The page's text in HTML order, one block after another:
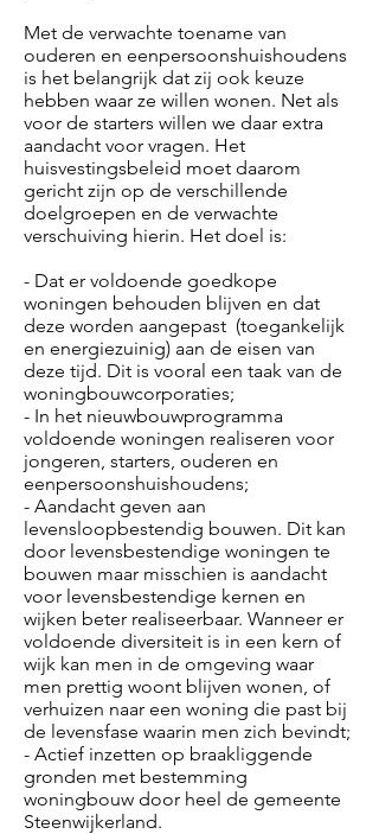
Met de verwachte toename van
ouderen en eenpersoonshuishoudens
is het belangrijk dat zij ook keuze
hebben waar ze willen wonen. Net als
voor de starters willen we daar extra
aandacht voor vragen. Het
huisvestingsbeleid moet daarom
gericht zijn op de verschillende
doelgroepen en de verwachte
verschuiving hierin. Het doel is:
- Dat er voldoende goedkope
woningen behouden blijven en dat
deze worden aangepast (toegankelijk
en energiezuinig) aan de eisen van
deze tijd. Dit is vooral een taak van de
woningbouwcorporaties;
- In het nieuwbouwprogramma
voldoende woningen realiseren voor
jongeren, starters, ouderen en
eenpersoonshuishoudens;
- Aandacht geven aan
levensloopbestendig bouwen. Dit kan
door levensbestendige woningen te
bouwen maar misschien is aandacht
voor levensbestendige kernen en
wijken beter realiseerbaar. Wanneer er
voldoende diversiteit is in een kern of
wijk kan men in de omgeving waar
men prettig woont blijven wonen, of
verhuizen naar een woning die past bij
de levensfase waarin men zich bevindt;
- Actief inzetten op braakliggende
gronden met bestemming
woningbouw door heel de gemeente
Steenwijkerland.